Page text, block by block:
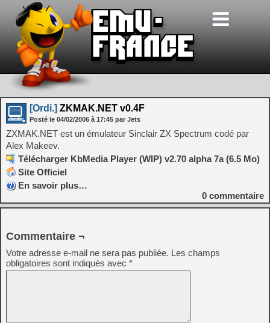
[Ordi.] ZKMAK.NET v0.4F
Posté le 04/02/2006 à 17:45 par Jets
ZXMAK.NET est un émulateur Sinclair ZX Spectrum codé par
Alex Makeev.
Télécharger KbMedia Player (WIP) v2.70 alpha 7a (6.5 Mo)
Site Officiel
En savoir plus…
0 commentaire
Commentaire ¬
Votre adresse e-mail ne sera pas publiée. Les champs
obligatoires sont indiqués avec *